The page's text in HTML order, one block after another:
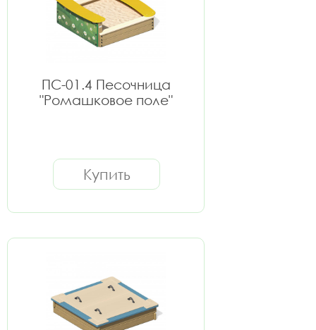
ПС-01.4 Песочница
"Ромашковое поле"
Купить